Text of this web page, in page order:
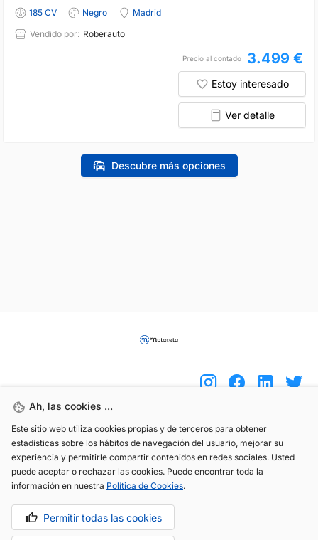
185 CV
Negro
Madrid
Vendido por: Roberauto
Precio al contado 3.499 €
Estoy interesado
Ver detalle
Descubre más opciones
Ah, las cookies ...
Este sitio web utiliza cookies propias y de terceros para obtener
estadísticas sobre los hábitos de navegación del usuario, mejorar su
experiencia y permitirle compartir contenidos en redes sociales. Usted
puede aceptar o rechazar las cookies. Puede encontrar toda la
información en nuestra Política de Cookies.
Permitir todas las cookies
(+34) 744 408 070
info@motoreto.com
Aviso legal Política de cookies